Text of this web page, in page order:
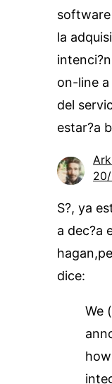
la
on-line
del
estar?a
S?, ya
a dec?a
dice:
We (